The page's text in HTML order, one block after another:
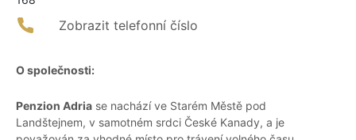
Zobrazit telefonní číslo
O společnosti:
Penzion Adria se nachází ve Starém Městě pod
Landštejnem, v samotném srdci České Kanady, a je